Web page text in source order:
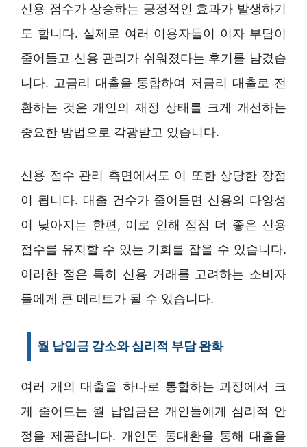
신용 점수가 상승하는 긍정적인 효과가 발생하기
도 합니다. 실제로 여러 이용자들이 이자 부담이
줄어들고 신용 관리가 쉬워졌다는 후기를 남겼습
니다. 고금리 대출을 통합하여 저금리 대출로 전
환하는 것은 개인의 재정 상태를 크게 개선하는
중요한 방법으로 각광받고 있습니다.
신용 점수 관리 측면에서도 이 또한 상당한 장점
이 됩니다. 대출 건수가 줄어들면 신용의 다양성
이 낮아지는 한편, 이로 인해 점점 더 좋은 신용
점수를 유지할 수 있는 기회를 잡을 수 있습니다.
이러한 점은 특히 신용 거래를 고려하는 소비자
들에게 큰 메리트가 될 수 있습니다.
월 납입금 감소와 심리적 부담 완화
여러 개의 대출을 하나로 통합하는 과정에서 크
게 줄어드는 월 납입금은 개인들에게 심리적 안
정을 제공합니다. 개인돈 통대환을 통해 대출을